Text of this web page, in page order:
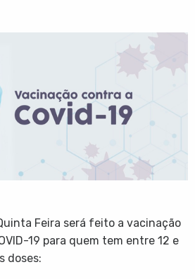
Feira será feito a vacinação
19 para quem tem entre 12 e
doses: